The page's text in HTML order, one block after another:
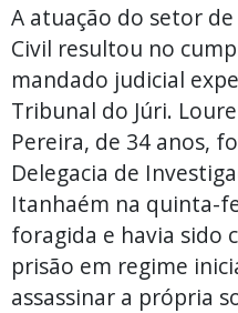
A atuação do setor
Civil resultou no
mandado judicial
Tribunal do Júri.
Pereira, de 34 anos,
Delegacia de
Itanhaém na quinta-
foragida e havia sido
prisão em regime
assassinar a própria